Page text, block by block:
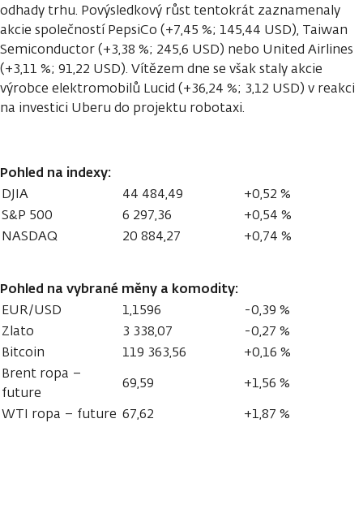
odhady trhu. Povýsledkový růst tentokrát zaznamenaly
akcie společností PepsiCo (+7,45 %; 145,44 USD), Taiwan
Semiconductor (+3,38 %; 245,6 USD) nebo United Airlines
(+3,11 %; 91,22 USD). Vítězem dne se však staly akcie
výrobce elektromobilů Lucid (+36,24 %; 3,12 USD) v reakci
na investici Uberu do projektu robotaxi.
Pohled na indexy:
DJIA 44 484,49
+0,52 %
S&P 500
6 297,36
+0,54 %
NASDAQ
20 884,27 +0,74 %
Pohled na vybrané měny a komodity:
EUR/USD 1,1596
-0,39 %
Zlato
3 338,07
-0,27 %
Bitcoin
119 363,56
+0,16 %
Brent ropa –
future
69,59
+1,56 %
WTI ropa – future 67,62 +1,87 %